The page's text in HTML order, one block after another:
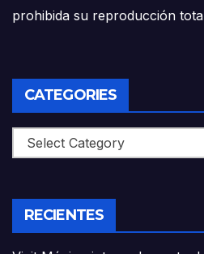
prohibida su reproducción
CATEGORIES
Categories
RECIENTES